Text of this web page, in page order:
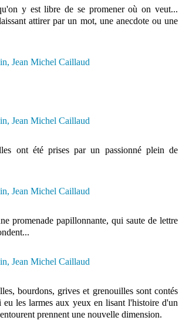
y est libre de se promener où on veut...
attirer par un mot, une anecdote ou une
ont été prises par un passionné plein de
promenade papillonnante, qui saute de lettre
bourdons, grives et grenouilles sont contés
les larmes aux yeux en lisant l'histoire d'un
prennent une nouvelle dimension.